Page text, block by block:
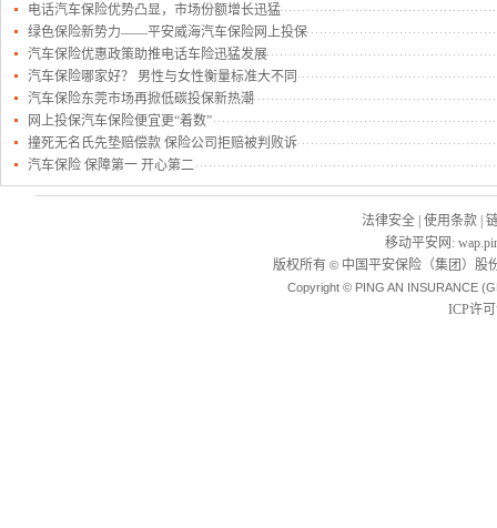
电话汽车保险优势凸显，市场份额增长迅猛
绿色保险新势力——平安威海汽车保险网上投保
汽车保险优惠政策助推电话车险迅猛发展
汽车保险哪家好？ 男性与女性衡量标准大不同
汽车保险东莞市场再掀低碳投保新热潮
网上投保汽车保险便宜更“着数”
撞死无名氏先垫赔偿款 保险公司拒赔被判败诉
汽车保险 保障第一 开心第二
法律安全 使用条款
移动平安网 :
版权所有 ©中国平安保险（集团）股
Copyright © PING AN INSURANCE
ICP许